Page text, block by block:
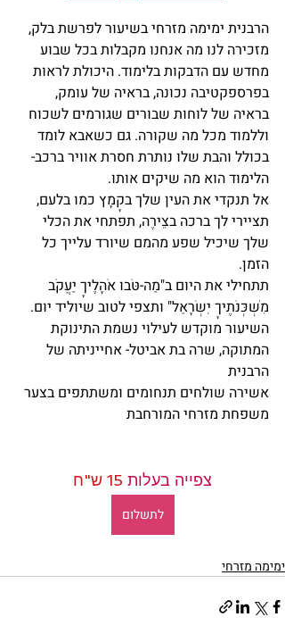
הרבנית ימימה מזרחי בשיעור לפרשת בלק,
מזכירה לנו מה אנחנו מקבלות בכל שבוע
מחדש עם הדבקות בלימוד. היכולת לראות
בפרספקטיבה נכונה, בראיה של עומק,
בראיה של לוחות שבורים שגורמים לשכוח
וללמוד מכל מה שקורה. גם כשאבא לומד
בכולל והבת שלו נותרת חסרת אוויר ברכב-
הלימוד הוא מה שיקים אותו.
אל תנקדי את העין שלך בקָמָץ כמו בלעם,
תציירי לך ברכה בצֵירֶה, תפתחי את הכלי
שלך שיכיל שפע מהמם שיורד עלייך כל
הזמן.
תתחילי את היום ב"מַה-טֹּבוּ אֹהָלֶיךָ יַעֲקֹב
מִשְׁכְּנֹתֶיךָ יִשְׂרָאֵל" ותצפי לטוב שיוליד יום.
השיעור מוקדש לעילוי נשמת התינוקת
המתוקה, שרה בת אביטל- אחייניתה של
הרבנית
אשירה שולחים תנחומים ומשתתפים בצער
משפחת מזרחי המורחבת
צפייה בעלות 15 ש"ח
לתשלום
ימימה מזרחי